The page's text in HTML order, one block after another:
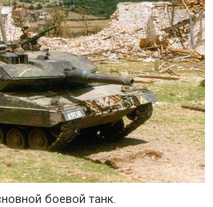
боевой танк.